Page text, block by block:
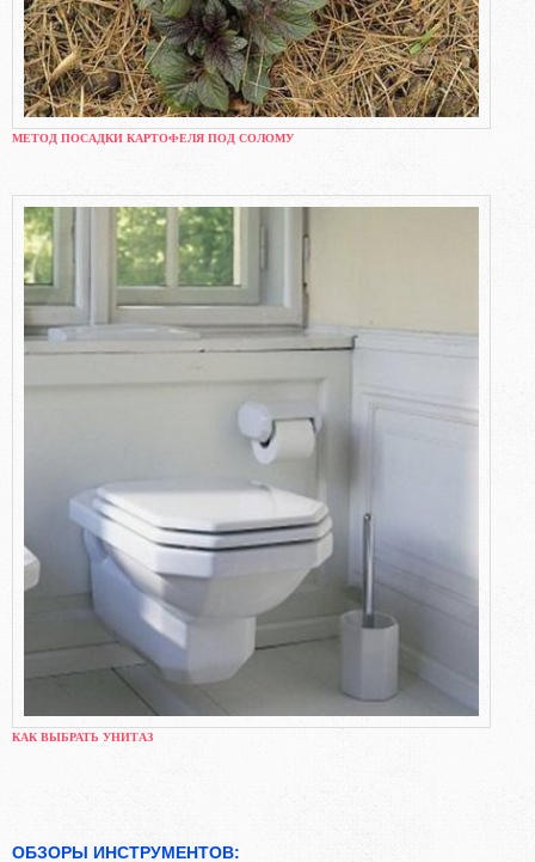
МЕТОД ПОСАДКИ КАРТОФЕЛЯ ПОД СОЛОМУ
КАК ВЫБРАТЬ УНИТАЗ
ОБЗОРЫ ИНСТРУМЕНТОВ: